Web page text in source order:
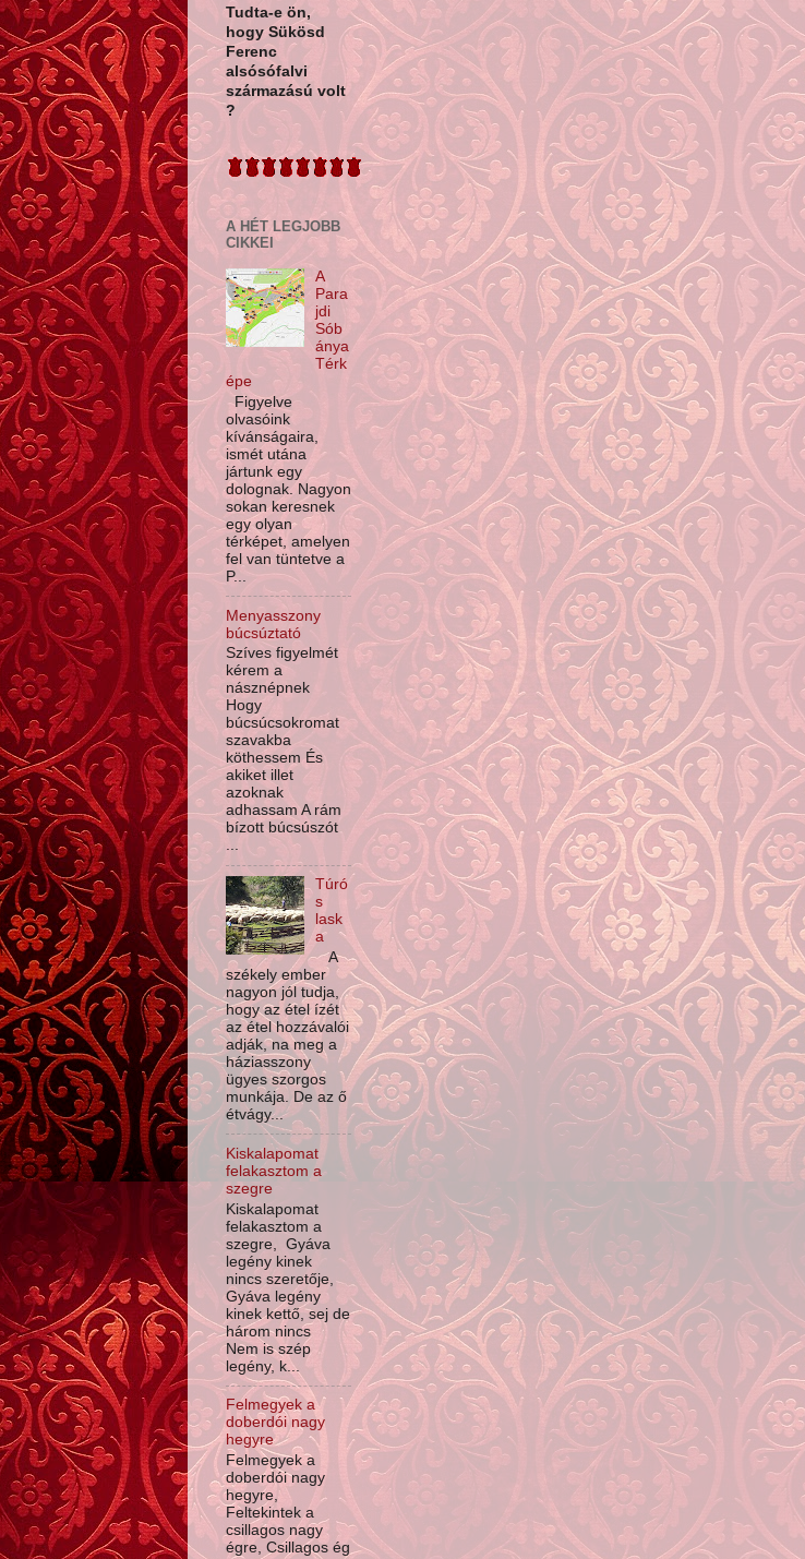
Tudta-e ön,
hogy Sükösd
Ferenc
alsósófalvi
származású volt
?
A HÉT LEGJOBB
CIKKEI
A
Para
jdi
Sób
ánya
Térk
épe
Figyelve
olvasóink
kívánságaira,
ismét utána
jártunk egy
dolognak. Nagyon
sokan keresnek
egy olyan
térképet, amelyen
fel van tüntetve a
P...
Menyasszony
búcsúztató
Szíves figyelmét
kérem a
násznépnek
Hogy
búcsúcsokromat
szavakba
köthessem És
akiket illet
azoknak
adhassam A rám
bízott búcsúszót
...
Túró
s
lask
a
A
székely ember
nagyon jól tudja,
hogy az étel ízét
az étel hozzávalói
adják, na meg a
háziasszony
ügyes szorgos
munkája. De az ő
étvágy...
Kiskalapomat
felakasztom a
szegre
Kiskalapomat
felakasztom a
szegre, Gyáva
legény kinek
nincs szeretője,
Gyáva legény
kinek kettő, sej de
három nincs
Nem is szép
legény, k...
Felmegyek a
doberdói nagy
hegyre
Felmegyek a
doberdói nagy
hegyre,
Feltekintek a
csillagos nagy
égre, Csillagos ég